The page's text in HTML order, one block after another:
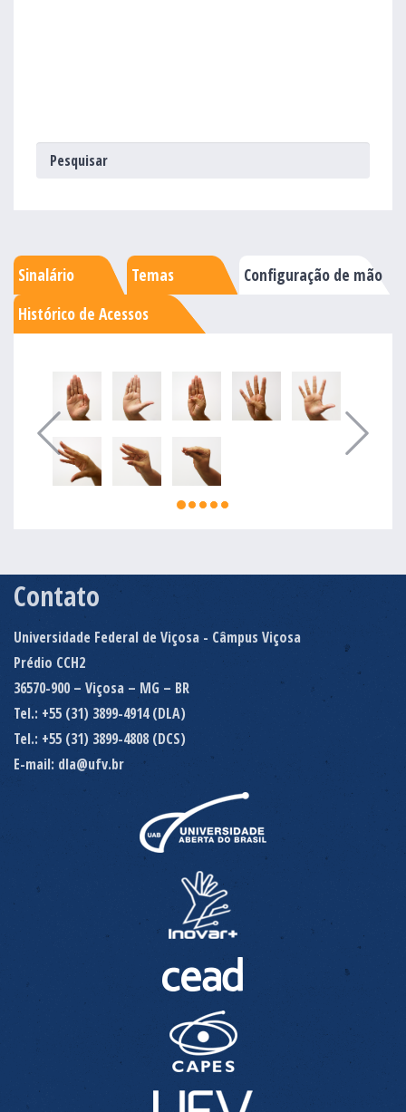
Sinalário Temas
Configuração de mão
Histórico de Acessos
Contato
Universidade Federal de Viçosa - Câmpus Viçosa
Prédio CCH2
36570-900 – Viçosa – MG – BR
Tel.: +55 (31) 3899-4914 (DLA)
Tel.: +55 (31) 3899-4808 (DCS)
E-mail: dla@ufv.br